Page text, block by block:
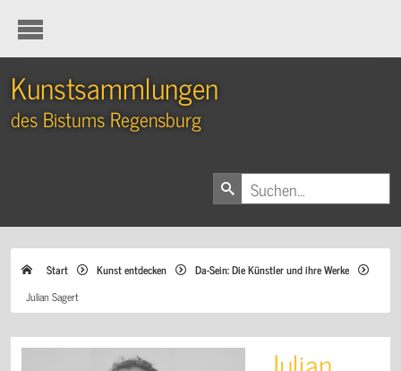
Kunstsammlungen
des Bistums Regensburg
Start Kunst entdecken
Da-Sein: Die Künstler und ihre Werke
Julian Sagert